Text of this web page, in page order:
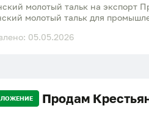
молотый тальк на экспорт
молотый тальк для
документы для
05.05.2026
Продам